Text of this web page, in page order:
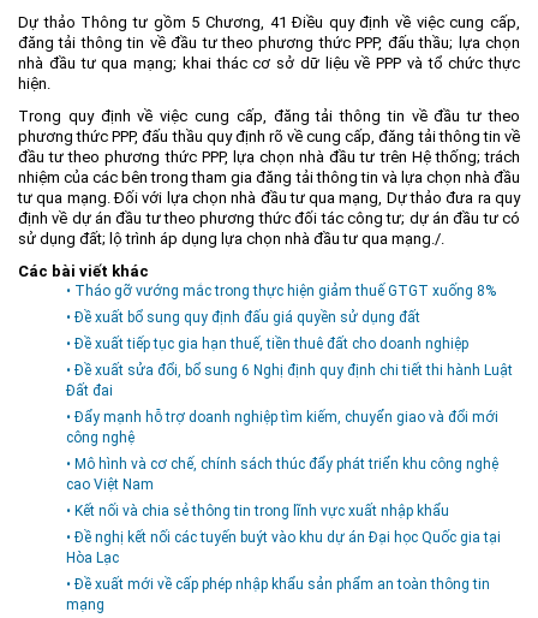
Dự thảo Thông tư gồm 5 Chương, 41 Điều quy định về việc cung cấp,
đăng tải thông tin về đầu tư theo phương thức PPP, đấu thầu; lựa chọn
nhà đầu tư qua mạng; khai thác cơ sở dữ liệu về PPP và tổ chức thực
hiện.
Trong quy định về việc cung cấp, đăng tải thông tin về đầu tư theo
phương thức PPP, đấu thầu quy định rõ về cung cấp, đăng tải thông tin về
đầu tư theo phương thức PPP, lựa chọn nhà đầu tư trên Hệ thống; trách
nhiệm của các bên trong tham gia đăng tải thông tin và lựa chọn nhà đầu
tư qua mạng. Đối với lựa chọn nhà đầu tư qua mạng, Dự thảo đưa ra quy
định về dự án đầu tư theo phương thức đối tác công tư; dự án đầu tư có
sử dụng đất; lộ trình áp dụng lựa chọn nhà đầu tư qua mạng./.
Các bài viết khác
• Tháo gỡ vướng mắc trong thực hiện giảm thuế GTGT xuống 8%
• Đề xuất bổ sung quy định đấu giá quyền sử dụng đất
• Đề xuất tiếp tục gia hạn thuế, tiền thuê đất cho doanh nghiệp
• Đề xuất sửa đổi, bổ sung 6 Nghị định quy định chi tiết thi hành Luật
Đất đai
• Đẩy mạnh hỗ trợ doanh nghiệp tìm kiếm, chuyển giao và đổi mới
công nghệ
• Mô hình và cơ chế, chính sách thúc đẩy phát triển khu công nghệ
cao Việt Nam
• Kết nối và chia sẻ thông tin trong lĩnh vực xuất nhập khẩu
• Đề nghị kết nối các tuyến buýt vào khu dự án Đại học Quốc gia tại
Hòa Lạc
• Đề xuất mới về cấp phép nhập khẩu sản phẩm an toàn thông tin
mạng